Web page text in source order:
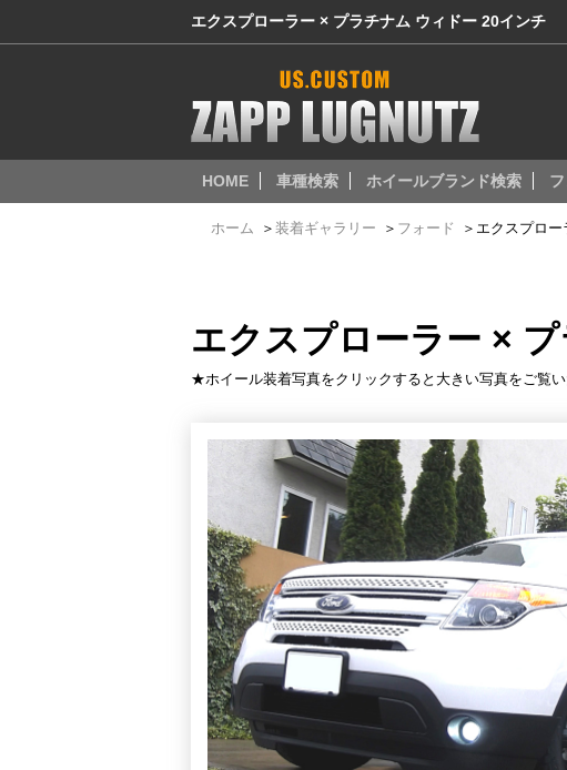
エクスプローラー × プラチナム ウィドー 20インチ
HOME 車種検索 ホイールブランド検索
ホーム ＞ 装着ギャラリー ＞ フォード ＞ エクスプロ
エクスプローラー ×
★ホイール装着写真をクリックすると大きい写真をご覧い